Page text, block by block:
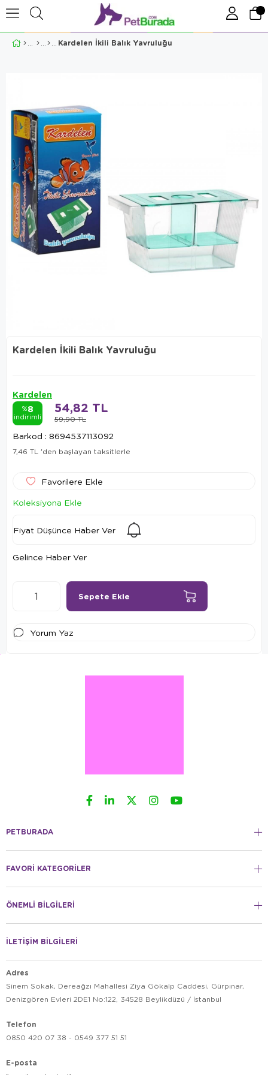
Kardelen İkili Balık Yavruluğu
Kardelen İkili Balık Yavruluğu
Kardelen
%8
indirimli 59,90 TL
54,82 TL
Barkod : 8694537113092
7,46 TL 'den başlayan taksitlerle
Favorilere Ekle
Koleksiyona Ekle
Fiyat Düşünce Haber Ver
Gelince Haber Ver
Yorum Yaz
PETBURADA
FAVORİ KATEGORİLER
ÖNEMLİ BİLGİLERİ
İLETİŞİM BİLGİLERİ
Adres
Sinem Sokak, Dereağzı Mahallesi Ziya Gökalp Caddesi, Gürpınar,
Denizgören Evleri 2DE1 No:122, 34528 Beylikdüzü / İstanbul
Telefon
0850 420 07 38 - 0549 377 51 51
E-posta